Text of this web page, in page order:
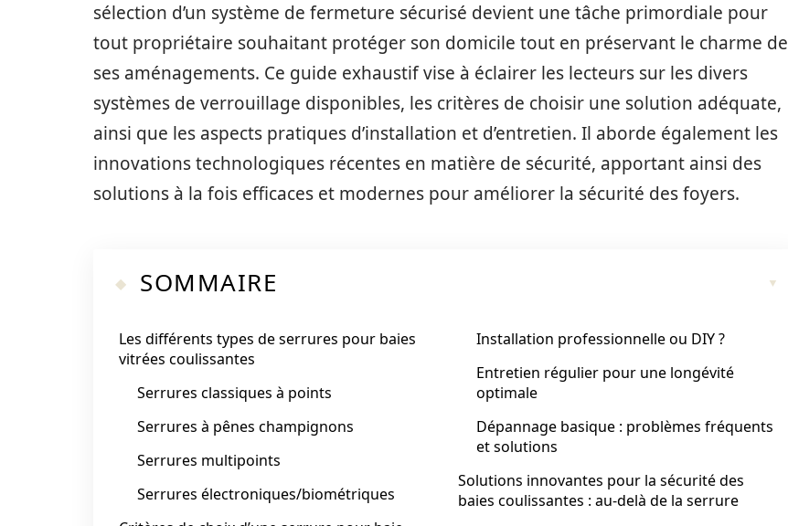
sélection d’un système de fermeture sécurisé devient une tâche primordiale pour
tout propriétaire souhaitant protéger son domicile tout en préservant le charme de
ses aménagements. Ce guide exhaustif vise à éclairer les lecteurs sur les divers
systèmes de verrouillage disponibles, les critères de choisir une solution adéquate,
ainsi que les aspects pratiques d’installation et d’entretien. Il aborde également les
innovations technologiques récentes en matière de sécurité, apportant ainsi des
solutions à la fois efficaces et modernes pour améliorer la sécurité des foyers.
SOMMAIRE
Les différents types de serrures pour baies
vitrées coulissantes
Serrures classiques à points
Serrures à pênes champignons
Serrures multipoints
Serrures électroniques/biométriques
Installation professionnelle ou DIY ?
Entretien régulier pour une longévité
optimale
Dépannage basique : problèmes fréquents
et solutions
Solutions innovantes pour la sécurité des
baies coulissantes : au-delà de la serrure